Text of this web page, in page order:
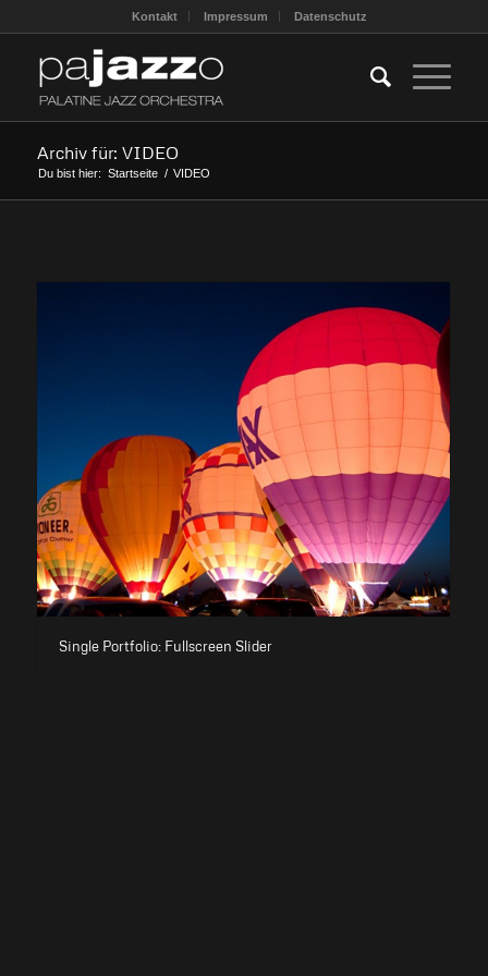
Kontakt Impressum Datenschutz
Archiv für: VIDEO
Du bist hier: Startseite / VIDEO
Single Portfolio: Fullscreen Slider